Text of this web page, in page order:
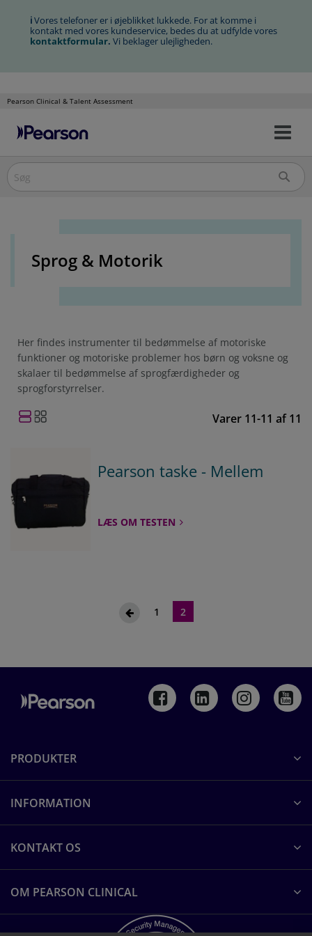
ℹVores telefoner er i øjeblikket lukkede. For at komme i
kontakt med vores kundeservice, bedes du at udfylde vores
kontaktformular. Vi beklager ulejligheden.
Pearson Clinical & Talent Assessment
Slå
Spring
til
indholdet
Sprog & Motorik
Her findes instrumenter til bedømmelse af motoriske
funktioner og motoriske problemer hos børn og voksne og
skalaer til bedømmelse af sprogfærdigheder og
sprogforstyrrelser.
Varer 11-11 af11
Pearson taske - Mellem
LÆS OM TESTEN
ForrigeSide
1 Du befinder dig på siden.
2
PRODUKTER
INFORMATION
KONTAKT OS
OM PEARSON CLINICAL